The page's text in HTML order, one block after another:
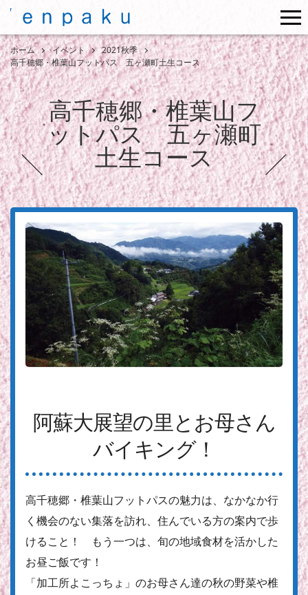
ホーム イベント
2021秋季
高千穂郷・椎葉山フットパス 五ヶ瀬町土生コース
高千穂郷・椎葉山フ
ットパス 五ヶ瀬町
土生コース
阿蘇大展望の里とお母さん
バイキング！
高千穂郷・椎葉山フットパスの魅力は、なかなか行
く機会のない集落を訪れ、住んでいる方の案内で歩
けること！ もう一つは、旬の地域食材を活かした
お昼ご飯です！
「加工所よこっちょ」のお母さん達の秋の野菜や椎